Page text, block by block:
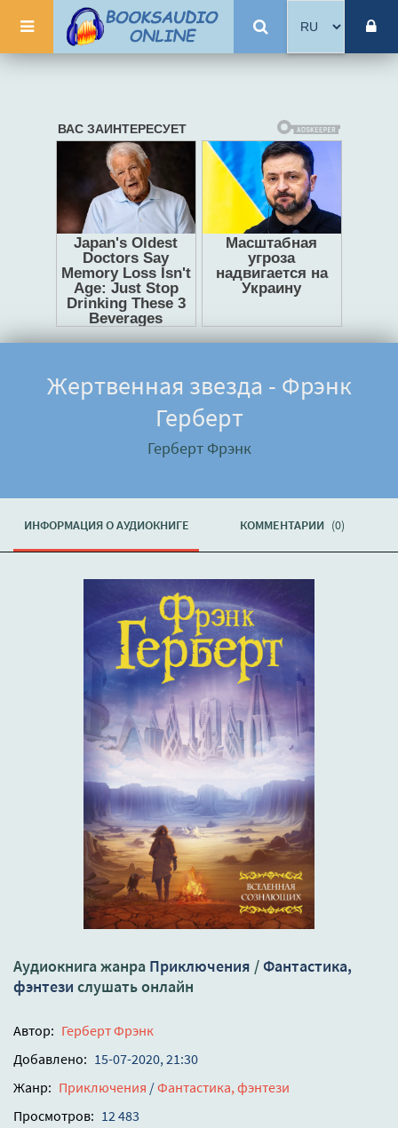
Жертвенная звезда - Фрэнк
Герберт
Герберт Фрэнк
ИНФОРМАЦИЯ О АУДИОКНИГЕ КОММЕНТАРИИ (0)
Аудиокнига жанра Приключения /Фантастика,
фэнтези слушать онлайн
Автор: Герберт Фрэнк
Добавлено: 15-07-2020, 21:30
Жанр: Приключения /Фантастика, фэнтези
Просмотров: 12 483